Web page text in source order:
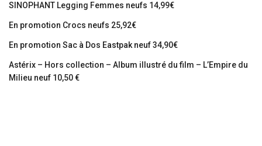
SINOPHANT Legging Femmes neufs 14,99€
En promotion Crocs neufs 25,92€
En promotion Sac à Dos Eastpak neuf 34,90€
Astérix – Hors collection – Album illustré du film – L’Empire du
Milieu neuf 10,50 €